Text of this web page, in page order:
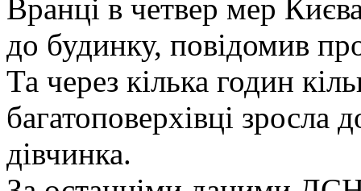
Вранці в четвер мер
до будинку, повідомив
Та через кілька годин
багатоповерхівці зросла
дівчинка.